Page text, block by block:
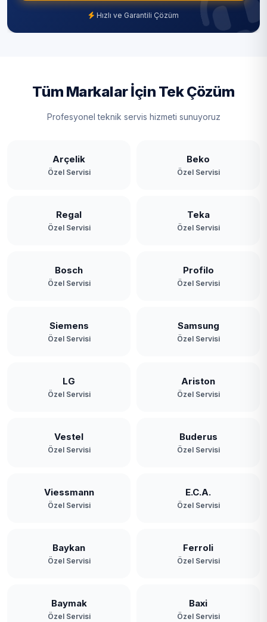
Hızlı ve Garantili Çözüm
Tüm Markalar İçin Tek Çözüm
Profesyonel teknik servis hizmeti sunuyoruz
Arçelik
Özel Servisi
Beko
Özel Servisi
Regal
Özel Servisi
Teka
Özel Servisi
Bosch
Özel Servisi
Profilo
Özel Servisi
Siemens
Özel Servisi
Samsung
Özel Servisi
LG
Özel Servisi
Ariston
Özel Servisi
Vestel
Özel Servisi
Buderus
Özel Servisi
Viessmann
Özel Servisi
E.C.A.
Özel Servisi
Baykan
Özel Servisi
Ferroli
Özel Servisi
Baymak
Özel Servisi
Baxi
Özel Servisi